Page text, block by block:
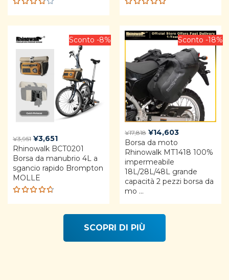
Rated
3.75
5
Rated
4.92out
of 5
Sconto -8%
¥3,951 Original
price
was:
¥3,951.
¥3,651Current
price
is:
¥3,651.
Rhinowalk BCT0201
Borsa da manubrio 4L a
sgancio rapido Brompton
MOLLE
Rated
Sconto -18%
¥17,818 Original
price
was:
¥17,818.
¥14,603Current
is:
Borsa da moto
Rhinowalk MT1418 100%
impermeabile
18L/28L/48L grande
capacità 2 pezzi borsa da
mo ...
SCOPRI DI PIÙ